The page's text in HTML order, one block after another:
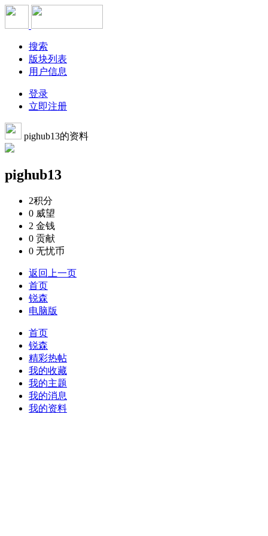
搜索
版块列表
用户信息
登录
立即注册
pighub13的资料
pighub13
2积分
0 威望
2 金钱
0 贡献
0 无忧币
返回上一页
首页
锐森
电脑版
首页
锐森
精彩热帖
我的收藏
我的主题
我的消息
我的资料